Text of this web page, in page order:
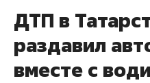
ДТП в
раздавил
вместе с